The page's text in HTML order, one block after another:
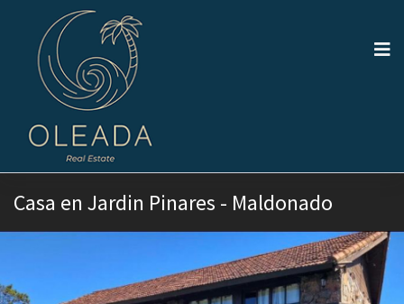
Casa en Jardi­n Pinares - Maldonado